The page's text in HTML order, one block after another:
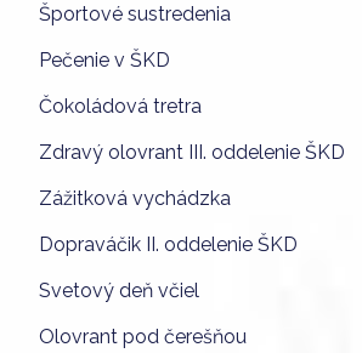
Športové sustredenia
Pečenie v ŠKD
Čokoládová tretra
Zdravý olovrant III. oddelenie ŠKD
Zážitková vychádzka
Dopraváčik II. oddelenie ŠKD
Svetový deň včiel
Olovrant pod čerešňou